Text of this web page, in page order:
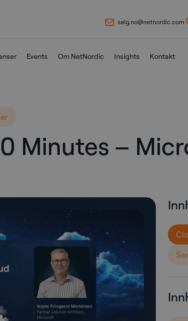
salg.no@netnordic.com
Events Om NetNordic Insights Kontakt
Minutes –